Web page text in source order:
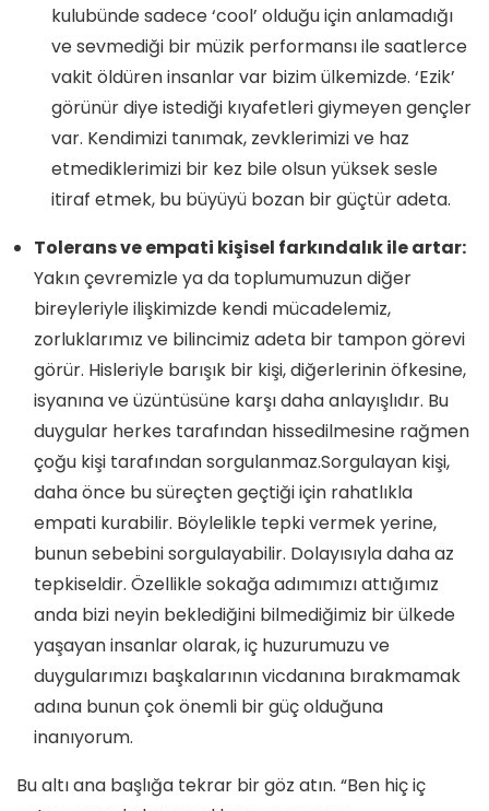
kulubünde sadece ‘cool’ olduğu için anlamadığı
ve sevmediği bir müzik performansı ile saatlerce
vakit öldüren insanlar var bizim ülkemizde. ‘Ezik’
görünür diye istediği kıyafetleri giymeyen gençler
var. Kendimizi tanımak, zevklerimizi ve haz
etmediklerimizi bir kez bile olsun yüksek sesle
itiraf etmek, bu büyüyü bozan bir güçtür adeta.
Tolerans ve empati kişisel farkındalık ile artar:
Yakın çevremizle ya da toplumumuzun diğer
bireyleriyle ilişkimizde kendi mücadelemiz,
zorluklarımız ve bilincimiz adeta bir tampon görevi
görür. Hisleriyle barışık bir kişi, diğerlerinin öfkesine,
isyanına ve üzüntüsüne karşı daha anlayışlıdır. Bu
duygular herkes tarafından hissedilmesine rağmen
çoğu kişi tarafından sorgulanmaz.Sorgulayan kişi,
daha önce bu süreçten geçtiği için rahatlıkla
empati kurabilir. Böylelikle tepki vermek yerine,
bunun sebebini sorgulayabilir. Dolayısıyla daha az
tepkiseldir. Özellikle sokağa adımımızı attığımız
anda bizi neyin beklediğini bilmediğimiz bir ülkede
yaşayan insanlar olarak, iç huzurumuzu ve
duygularımızı başkalarının vicdanına bırakmamak
adına bunun çok önemli bir güç olduğuna
inanıyorum.
Bu altı ana başlığa tekrar bir göz atın. “Ben hiç iç